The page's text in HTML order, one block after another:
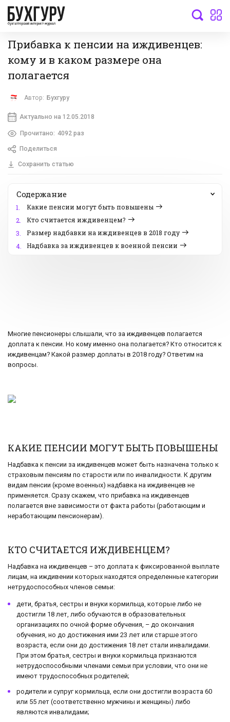
бухгалтерский интернет-журнал
Прибавка к пенсии на иждивенцев:
кому и в каком размере она
полагается
Автор: Бухгуру
Актуально на 12.05.2018
Прочитано: 4092 раз
Поделиться
Сохранить статью
Содержание
1.
Какие пенсии могут быть повышены
2.
Кто считается иждивенцем?
3.
Размер надбавки на иждивенцев в 2018 году
4.
Надбавка за иждивенцев к военной пенсии
Многие пенсионеры слышали, что за иждивенцев полагается
доплата к пенсии. Но кому именно она полагается? Кто относится к
иждивенцам? Какой размер доплаты в 2018 году? Ответим на
вопросы.
КАКИЕ ПЕНСИИ МОГУТ БЫТЬ ПОВЫШЕНЫ
Надбавка к пенсии за иждивенцев может быть назначена только к
страховым пенсиям по старости или по инвалидности. К другим
видам пенсии (кроме военных) надбавка на иждивенцев не
применяется. Сразу скажем, что прибавка на иждивенцев
полагается вне зависимости от факта работы (работающим и
неработающим пенсионерам).
КТО СЧИТАЕТСЯ ИЖДИВЕНЦЕМ?
Надбавка на иждивенцев – это доплата к фиксированной выплате
лицам, на иждивении которых находятся определенные категории
нетрудоспособных членов семьи:
дети, братья, сестры и внуки кормильца, которые либо не
достигли 18 лет, либо обучаются в образовательных
организациях по очной форме обучения, – до окончания
обучения, но до достижения ими 23 лет или старше этого
возраста, если они до достижения 18 лет стали инвалидами.
При этом братья, сестры и внуки кормильца признаются
нетрудоспособными членами семьи при условии, что они не
имеют трудоспособных родителей;
родители и супруг кормильца, если они достигли возраста 60
или 55 лет (соответственно мужчины и женщины) либо
являются инвалидами;